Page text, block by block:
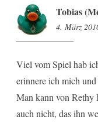
Tobias
4. März
Viel vom Spiel hab
erinnere ich mich
Man kann von Rethy
auch nicht, das ihn